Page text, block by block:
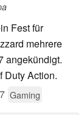
Fest für
mehrere
angekündigt.
Duty Action.
Gaming